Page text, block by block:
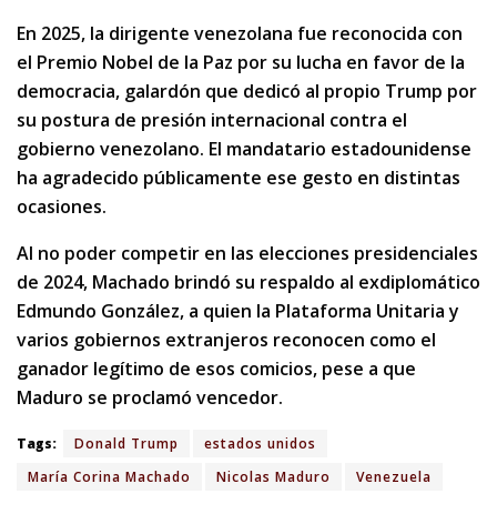
En 2025, la dirigente venezolana fue reconocida con
el Premio Nobel de la Paz por su lucha en favor de la
democracia, galardón que dedicó al propio Trump por
su postura de presión internacional contra el
gobierno venezolano. El mandatario estadounidense
ha agradecido públicamente ese gesto en distintas
ocasiones.
Al no poder competir en las elecciones presidenciales
de 2024, Machado brindó su respaldo al exdiplomático
Edmundo González, a quien la Plataforma Unitaria y
varios gobiernos extranjeros reconocen como el
ganador legítimo de esos comicios, pese a que
Maduro se proclamó vencedor.
Tags: Donald Trump
estados unidos
María Corina Machado
Nicolas Maduro Venezuela